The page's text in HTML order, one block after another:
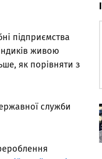
підприємства
живою
як порівняти з
служби